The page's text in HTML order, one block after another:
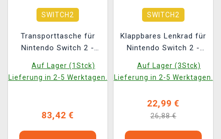
SWITCH2
Transporttasche für
Nintendo Switch 2 -
Auf Lager (1Stck)
Lieferung in 2-5 Werktagen.
83,42 €
SWITCH2
Klappbares Lenkrad für
Nintendo Switch 2 -
Auf Lager (3Stck)
Lieferung in 2-5 Werktagen.
22,99 €
26,88 €